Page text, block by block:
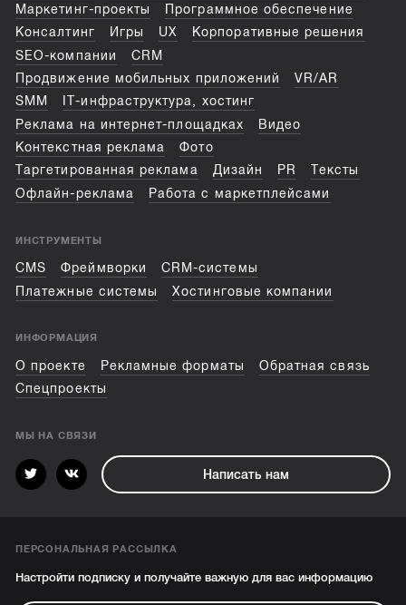
Маркетинг-проекты
Программное обеспечение
Консалтинг
Игры UX
Корпоративные решения
SEO-компании
CRM
Продвижение мобильных приложений
VR/AR
SMM
IT-инфраструктура, хостинг
Реклама на интернет-площадках
Видео
Контекстная реклама
Фото
Таргетированная реклама
Дизайн PR
Тексты
Офлайн-реклама
Работа с маркетплейсами
ИНСТРУМЕНТЫ
CMS Фреймворки
CRM-системы
Платежные системы
Хостинговые компании
ИНФОРМАЦИЯ
О проекте Рекламные форматы
Обратная связь
Спецпроекты
МЫ НА СВЯЗИ
Написать нам
ПЕРСОНАЛЬНАЯ РАССЫЛКА
Настройти подписку и получайте важную для вас информацию